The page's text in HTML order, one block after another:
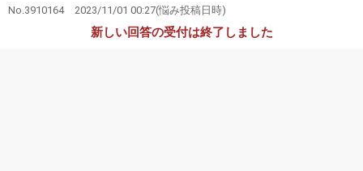
No.3910164 2023/11/01 00:27(悩み投稿日時)
新しい回答の受付は終了しました